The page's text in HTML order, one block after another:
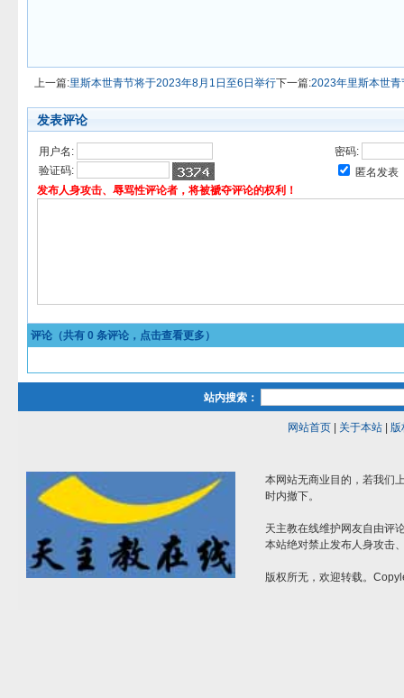
上一篇:里斯本世青节将于2023年8月1日至6日举行下一篇:2023年里斯本世
发表评论
用户名:
密码:
验证码:
匿名发表
发布人身攻击、辱骂性评论者，将被褫夺评论的权利！
评论（共有 0 条评论，点击查看更多）
站内搜索：
网站首页| 关于本站| 版
本网站无商业目的，若我们
时内撤下。
天主教在线维护网友自由评
本站绝对禁止发布人身攻击
版权所无，欢迎转载。